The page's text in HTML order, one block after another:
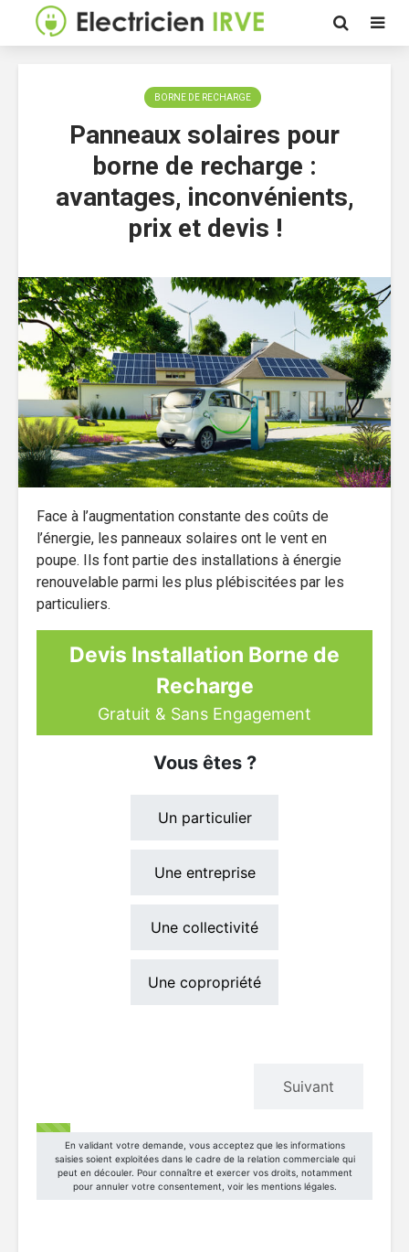
BORNE DE RECHARGE
Panneaux solaires pour
borne de recharge :
avantages, inconvénients,
prix et devis !
Face à l’augmentation constante des coûts de
l’énergie, les panneaux solaires ont le vent en
poupe. Ils font partie des installations à énergie
renouvelable parmi les plus plébiscitées par les
particuliers.